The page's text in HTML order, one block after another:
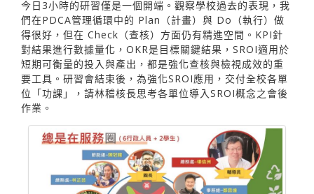
今日3小時的研習僅是一個開端。觀察學校過去的表現，我
們在PDCA管理循環中的 Plan（計畫）與 Do（執行）做
得很好，但在 Check（查核）方面仍有精進空間。KPI針
對結果進行數據量化，OKR是目標關鍵結果，SROI適用於
短期可衡量的投入與產出，都是強化查核與檢視成效的重
要工具。研習會結束後，為強化SROI應用，交付全校各單
位「功課」，請林稽核長思考各單位導入SROI概念之會後
作業。